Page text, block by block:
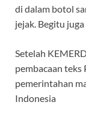
di dalam botol
jejak. Begitu juga
Setelah
pembacaan
pemerintahan
Indonesia